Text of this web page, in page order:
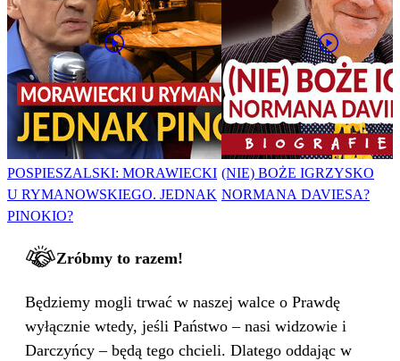
POSPIESZALSKI: MORAWIECKI
U RYMANOWSKIEGO. JEDNAK
PINOKIO?
(NIE) BOŻE IGRZYSKO
NORMANA DAVIESA?
Zróbmy to razem!
Będziemy mogli trwać w naszej walce o Prawdę
wyłącznie wtedy, jeśli Państwo – nasi widzowie i
Darczyńcy – będą tego chcieli. Dlatego oddając w